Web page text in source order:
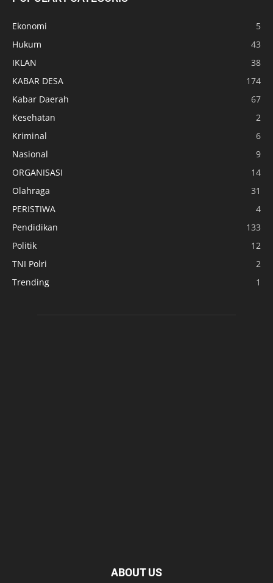
Ekonomi
5
Hukum
43
IKLAN
38
KABAR DESA
174
Kabar Daerah
67
Kesehatan
2
Kriminal
6
Nasional
9
ORGANISASI
14
Olahraga
31
PERISTIWA
4
Pendidikan
133
Politik
12
TNI Polri
2
Trending
1
ABOUT US